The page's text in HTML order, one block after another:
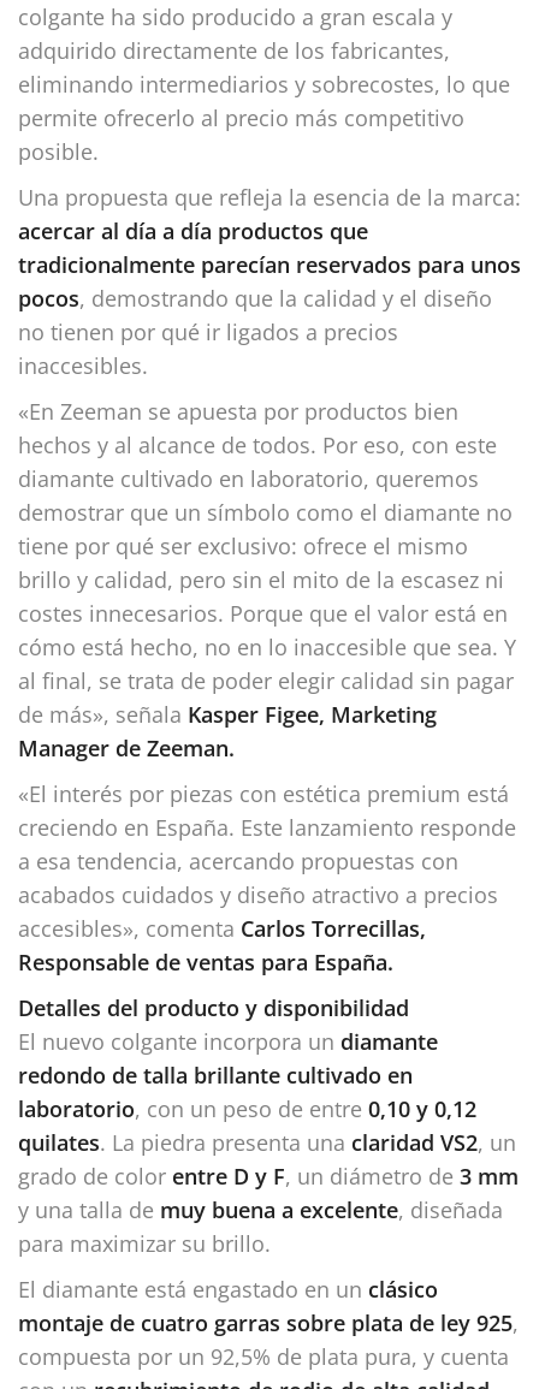
colgante ha sido producido a gran escala y
adquirido directamente de los fabricantes,
eliminando intermediarios y sobrecostes, lo que
permite ofrecerlo al precio más competitivo
posible.
Una propuesta que refleja la esencia de la marca:
acercar al día a día productos que
tradicionalmente parecían reservados para unos
pocos, demostrando que la calidad y el diseño
no tienen por qué ir ligados a precios
inaccesibles.
«En Zeeman se apuesta por productos bien
hechos y al alcance de todos. Por eso, con este
diamante cultivado en laboratorio, queremos
demostrar que un símbolo como el diamante no
tiene por qué ser exclusivo: ofrece el mismo
brillo y calidad, pero sin el mito de la escasez ni
costes innecesarios. Porque que el valor está en
cómo está hecho, no en lo inaccesible que sea. Y
al final, se trata de poder elegir calidad sin pagar
de más», señala Kasper Figee, Marketing
Manager de Zeeman.
«El interés por piezas con estética premium está
creciendo en España. Este lanzamiento responde
a esa tendencia, acercando propuestas con
acabados cuidados y diseño atractivo a precios
accesibles», comenta Carlos Torrecillas,
Responsable de ventas para España.
Detalles del producto y disponibilidad
El nuevo colgante incorpora un diamante
redondo de talla brillante cultivado en
laboratorio, con un peso de entre 0,10 y 0,12
quilates. La piedra presenta una claridad VS2, un
grado de color entre D y F, un diámetro de 3 mm
y una talla de muy buena a excelente, diseñada
para maximizar su brillo.
El diamante está engastado en un clásico
montaje de cuatro garras sobre plata de ley 925,
compuesta por un 92,5% de plata pura, y cuenta